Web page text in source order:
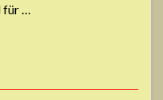
für …